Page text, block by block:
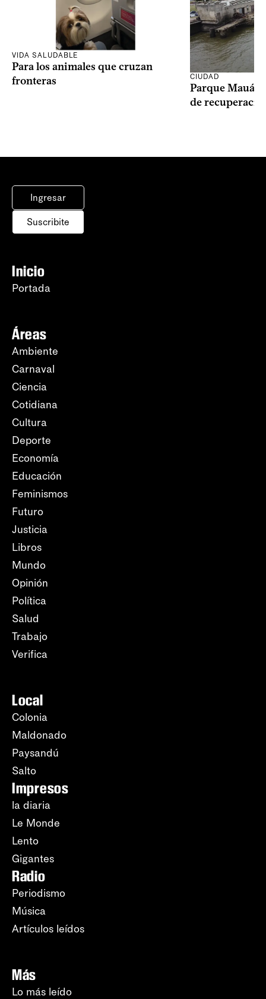
VIDA SALUDABLE
Para los animales que cruzan
fronteras
CIUDAD
Parque Mauá
de
Ingresar
Suscribite
Inicio
Portada
Áreas
Ambiente
Carnaval
Ciencia
Cotidiana
Cultura
Deporte
Economía
Educación
Feminismos
Futuro
Justicia
Libros
Mundo
Opinión
Política
Salud
Trabajo
Verifica
Local
Colonia
Maldonado
Paysandú
Salto
Impresos
la diaria
Le Monde
Lento
Gigantes
Radio
Periodismo
Música
Artículos leídos
Más
Lo más leído